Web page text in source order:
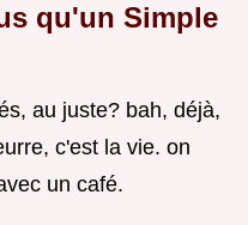
qu'un Simple
au juste? bah, déjà,
c'est la vie. on
un café.